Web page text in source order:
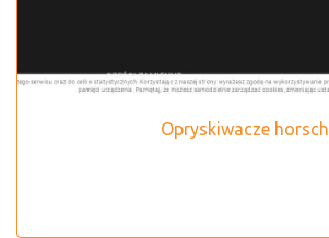
Opryskiwacze horsch